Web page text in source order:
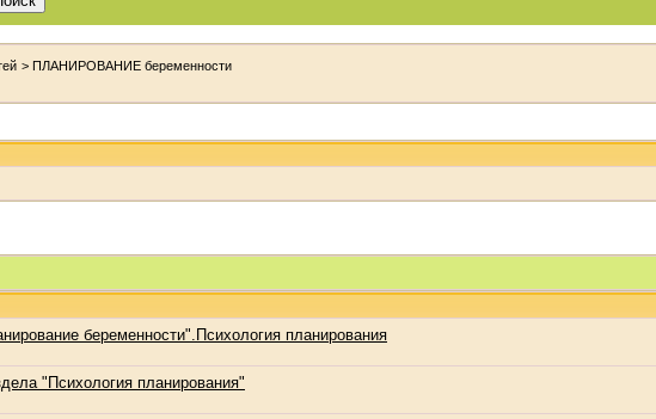
> ПЛАНИРОВАНИЕ беременности
беременности".Психология планирования
"Психология планирования"